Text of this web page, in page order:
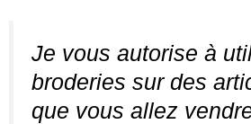
Je vous autorise à
broderies sur des
que vous allez